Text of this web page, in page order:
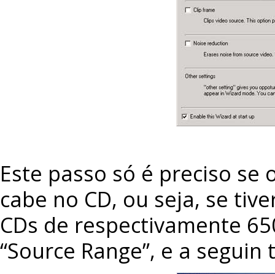
Este passo só é preciso
cabe no CD, ou seja, se
CDs de respectivamente
“Source Range”, e a